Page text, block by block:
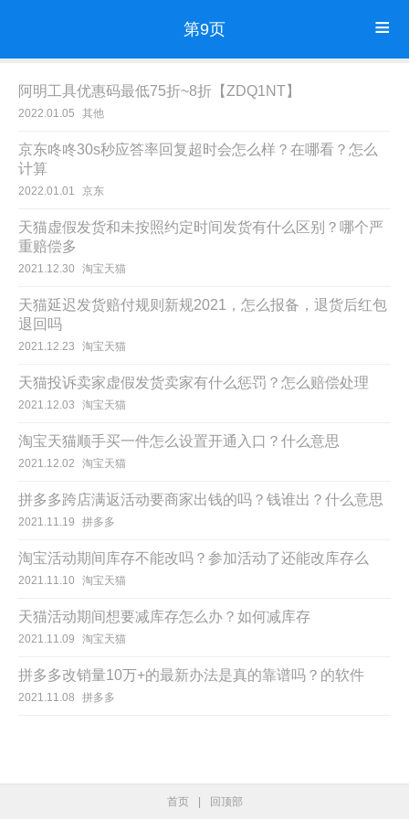
第9页
阿明工具优惠码最低75折~8折【ZDQ1NT】
2022.01.05 其他
京东咚咚30s秒应答率回复超时会怎么样？在哪看？怎么
计算
2022.01.01 京东
天猫虚假发货和未按照约定时间发货有什么区别？哪个严
重赔偿多
2021.12.30 淘宝天猫
天猫延迟发货赔付规则新规2021，怎么报备，退货后红包
退回吗
2021.12.23 淘宝天猫
天猫投诉卖家虚假发货卖家有什么惩罚？怎么赔偿处理
2021.12.03 淘宝天猫
淘宝天猫顺手买一件怎么设置开通入口？什么意思
2021.12.02 淘宝天猫
拼多多跨店满返活动要商家出钱的吗？钱谁出？什么意思
2021.11.19 拼多多
淘宝活动期间库存不能改吗？参加活动了还能改库存么
2021.11.10 淘宝天猫
天猫活动期间想要减库存怎么办？如何减库存
2021.11.09 淘宝天猫
拼多多改销量10万+的最新办法是真的靠谱吗？的软件
2021.11.08 拼多多
首页 回顶部